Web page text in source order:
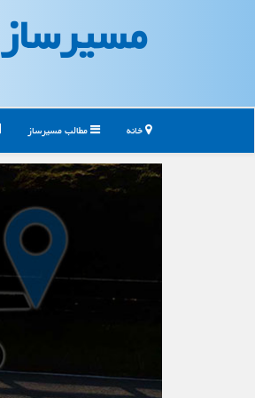
مسیرساز
خانه مطالب مسیرساز